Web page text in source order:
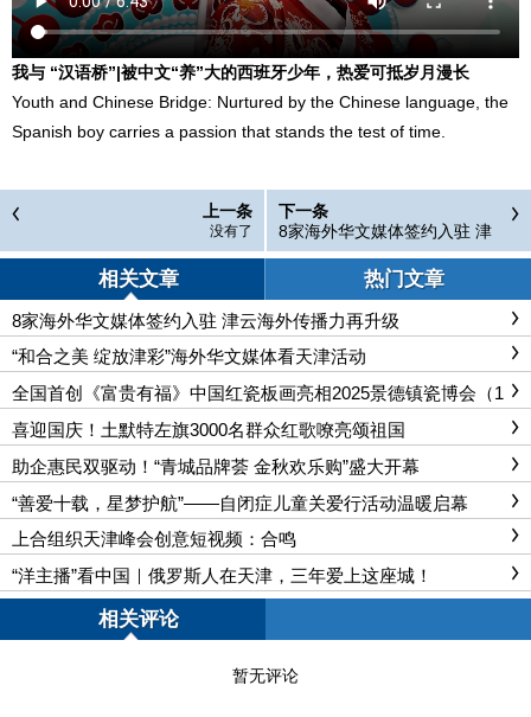
我与 “汉语桥”|被中文“养”大的西班牙少年，热爱可抵岁月漫长
Youth and Chinese Bridge: Nurtured by the Chinese language, the
Spanish boy carries a passion that stands the test of time.
上一条
没有了
下一条
8家海外华文媒体签约入驻 津
云海外传播力再升级
相关文章 热门文章
8家海外华文媒体签约入驻 津云海外传播力再升级
“和合之美 绽放津彩”海外华文媒体看天津活动
全国首创《富贵有福》中国红瓷板画亮相2025景德镇瓷博会（1
819陶瓷嘉年华）
喜迎国庆！土默特左旗3000名群众红歌嘹亮颂祖国
助企惠民双驱动！“青城品牌荟 金秋欢乐购”盛大开幕
“善爱十载，星梦护航”——自闭症儿童关爱行活动温暖启幕
上合组织天津峰会创意短视频：合鸣
“洋主播”看中国｜俄罗斯人在天津，三年爱上这座城！
相关评论
暂无评论